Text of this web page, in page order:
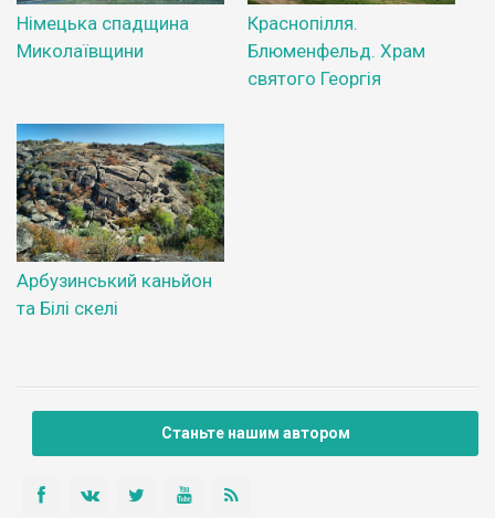
Німецька спадщина
Миколаївщини
Краснопілля.
Блюменфельд. Храм
святого Георгія
Арбузинський каньйон
та Білі скелі
Станьте нашим автором